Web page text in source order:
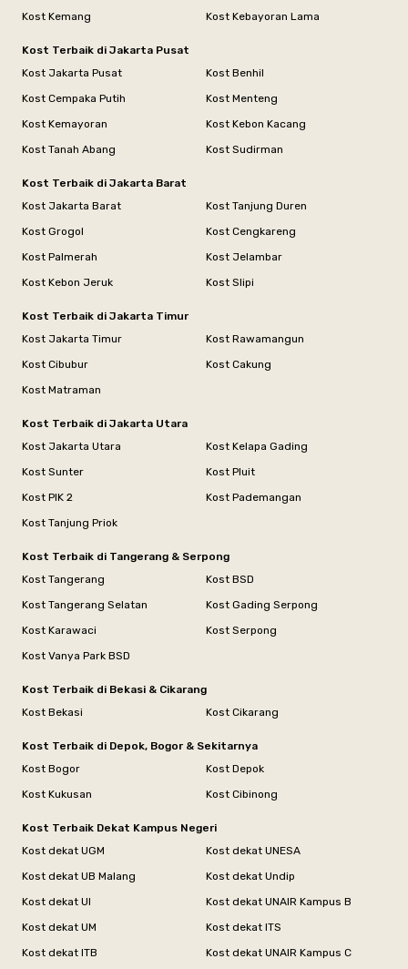
Kost Kemang
Kost Kebayoran Lama
Kost Terbaik di Jakarta Pusat
Kost Jakarta Pusat
Kost Benhil
Kost Cempaka Putih
Kost Menteng
Kost Kemayoran
Kost Kebon Kacang
Kost Tanah Abang
Kost Sudirman
Kost Terbaik di Jakarta Barat
Kost Jakarta Barat
Kost Tanjung Duren
Kost Grogol
Kost Cengkareng
Kost Palmerah
Kost Jelambar
Kost Kebon Jeruk
Kost Slipi
Kost Terbaik di Jakarta Timur
Kost Jakarta Timur
Kost Rawamangun
Kost Cibubur
Kost Cakung
Kost Matraman
Kost Terbaik di Jakarta Utara
Kost Jakarta Utara
Kost Kelapa Gading
Kost Sunter
Kost Pluit
Kost PIK 2
Kost Pademangan
Kost Tanjung Priok
Kost Terbaik di Tangerang & Serpong
Kost Tangerang
Kost BSD
Kost Tangerang Selatan
Kost Gading Serpong
Kost Karawaci
Kost Serpong
Kost Vanya Park BSD
Kost Terbaik di Bekasi & Cikarang
Kost Bekasi
Kost Cikarang
Kost Terbaik di Depok, Bogor & Sekitarnya
Kost Bogor
Kost Depok
Kost Kukusan
Kost Cibinong
Kost Terbaik Dekat Kampus Negeri
Kost dekat UGM
Kost dekat UNESA
Kost dekat UB Malang
Kost dekat Undip
Kost dekat UI
Kost dekat UNAIR Kampus B
Kost dekat UM
Kost dekat ITS
Kost dekat ITB
Kost dekat UNAIR Kampus C